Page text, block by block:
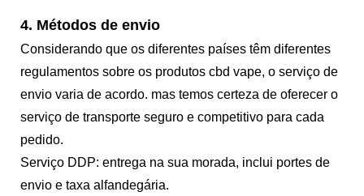
4. Métodos de envio
Considerando que os diferentes países têm diferentes
regulamentos sobre os produtos cbd vape, o serviço de
envio varia de acordo. mas temos certeza de oferecer o
serviço de transporte seguro e competitivo para cada
pedido.
Serviço DDP: entrega na sua morada, inclui portes de
envio e taxa alfandegária.